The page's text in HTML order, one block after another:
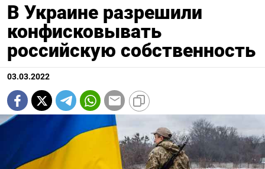
В Украине разрешили
конфисковывать
российскую собственность
03.03.2022